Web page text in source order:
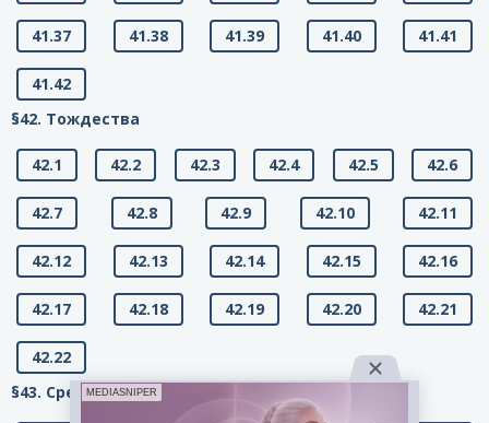
41.37 41.38 41.39 41.40 41.41
41.42
§42. Тождества
42.1 42.2 42.3 42.4 42.5 42.6
42.7 42.8 42.9 42.10 42.11
42.12 42.13 42.14 42.15 42.16
42.17 42.18 42.19 42.20 42.21
42.22
§43. Среднее значение и дисперсия
MEDIASNIPER